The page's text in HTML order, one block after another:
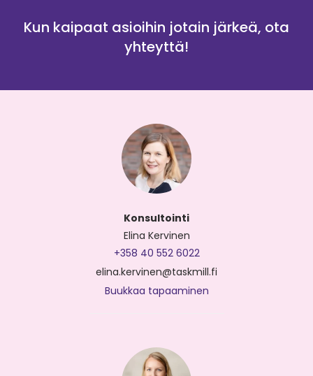
Kun kaipaat asioihin jotain järkeä, ota
yhteyttä!
Konsultointi
Elina Kervinen
+358 40 552 6022
elina.kervinen@taskmill.fi
Buukkaa tapaaminen